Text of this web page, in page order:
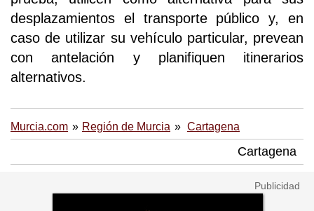
desplazamientos el transporte público y, en
caso de utilizar su vehículo particular, prevean
con antelación y planifiquen itinerarios
alternativos.
Murcia.com Región de Murcia Cartagena
Cartagena